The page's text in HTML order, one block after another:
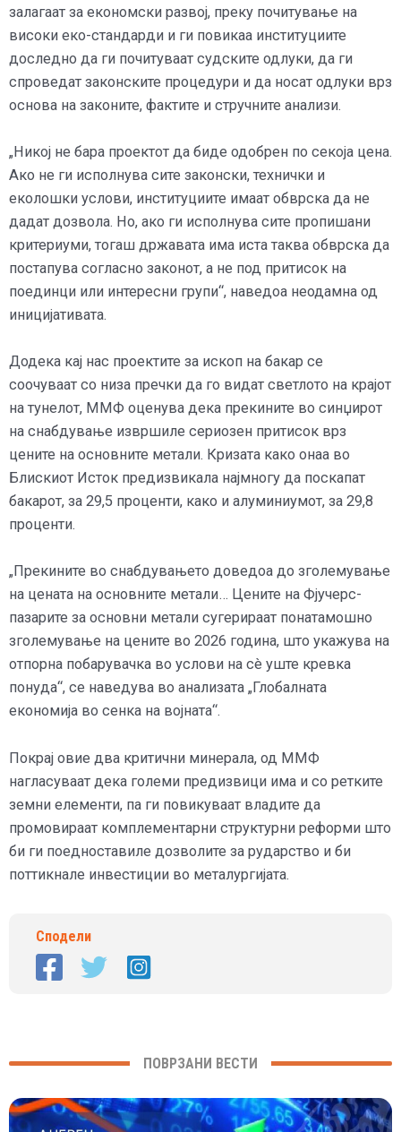
залагаат за економски развој, преку почитување на
високи еко-стандарди и ги повикаа институциите
доследно да ги почитуваат судските одлуки, да ги
спроведат законските процедури и да носат одлуки врз
основа на законите, фактите и стручните анализи.
„Никој не бара проектот да биде одобрен по секоја цена.
Ако не ги исполнува сите законски, технички и
еколошки услови, институциите имаат обврска да не
дадат дозвола. Но, ако ги исполнува сите пропишани
критериуми, тогаш државата има иста таква обврска да
постапува согласно законот, а не под притисок на
поединци или интересни групи“, наведоа неодамна од
иницијативата.
Додека кај нас проектите за ископ на бакар се
соочуваат со низа пречки да го видат светлото на крајот
на тунелот, ММФ оценува дека прекините во синџирот
на снабдување извршиле сериозен притисок врз
цените на основните метали. Кризата како онаа во
Блискиот Исток предизвикала најмногу да поскапат
бакарот, за 29,5 проценти, како и алуминиумот, за 29,8
проценти.
„Прекините во снабдувањето доведоа до зголемување
на цената на основните метали… Цените на Фјучерс-
пазарите за основни метали сугерираат понатамошно
зголемување на цените во 2026 година, што укажува на
отпорна побарувачка во услови на сè уште кревка
понуда“, се наведува во анализата „Глобалната
економија во сенка на војната“.
Покрај овие два критични минерала, од ММФ
нагласуваат дека големи предизвици има и со ретките
земни елементи, па ги повикуваат владите да
промовираат комплементарни структурни реформи што
би ги поедноставиле дозволите за рударство и би
поттикнале инвестиции во металургијата.
Сподели
ПОВРЗАНИ ВЕСТИ